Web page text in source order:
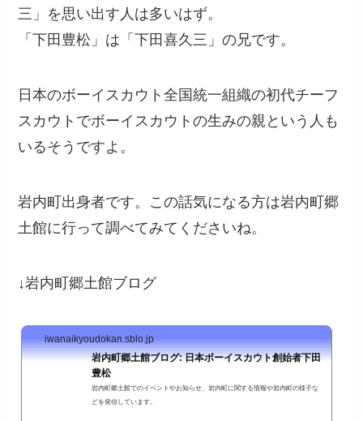
三」を思い出す人は多いはず。
「下田豊松」は「下田喜久三」の兄です。
日本のボーイスカウト全国統一組織の初代チーフ
スカウトでボーイスカウトの生みの親という人も
いるそうですよ。
岩内町出身者です。この話気になる方は岩内町郷
土館に行って調べてみてくださいね。
↓岩内町郷土館ブログ
iwanaikyoudokan.sblo.jp
岩内町郷土館ブログ: 日本ボーイスカウト創始者下田
豊松
岩内町郷土館でのイベントやお知らせ、岩内町に関する情報や岩内町の様子な
どを発信しています。